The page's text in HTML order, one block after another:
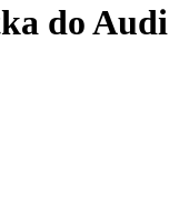
do Audi